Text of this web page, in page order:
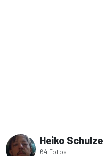
Heiko Schulze
64 Fotos